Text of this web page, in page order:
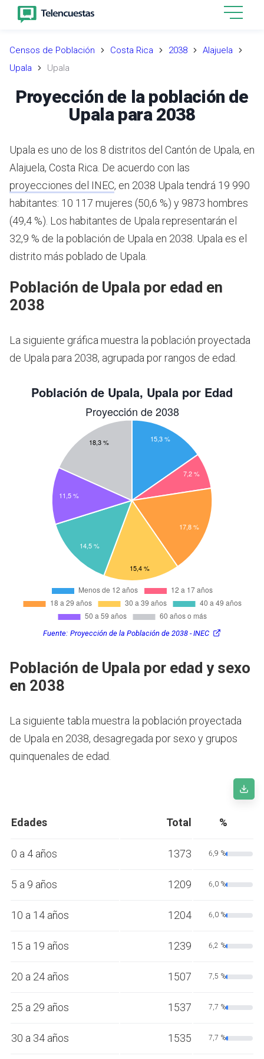
Censos de Población Costa Rica 2038
Alajuela
Upala
Upala
Proyección de la población de
Upala para 2038
Upala es uno de los 8 distritos del Cantón de Upala, en
Alajuela, Costa Rica. De acuerdo con las
proyecciones del INEC, en 2038 Upala tendrá 19 990
habitantes: 10 117 mujeres (50,6 %) y 9873 hombres
(49,4 %). Los habitantes de Upala representarán el
32,9 % de la población de Upala en 2038. Upala es el
distrito más poblado de Upala.
Población de Upala por edad en
2038
La siguiente gráfica muestra la población proyectada
de Upala para 2038, agrupada por rangos de edad.
Fuente: Proyección de la Población de 2038 - INEC
Población de Upala por edad y sexo
en 2038
La siguiente tabla muestra la población proyectada
de Upala en 2038, desagregada por sexo y grupos
quinquenales de edad.
Edades Total %
0 a 4 años 1373 6,9 %
5 a 9 años 1209 6,0 %
10 a 14 años 1204 6,0 %
15 a 19 años 1239 6,2 %
20 a 24 años 1507 7,5 %
25 a 29 años 1537 7,7 %
30 a 34 años 1535 7,7 %